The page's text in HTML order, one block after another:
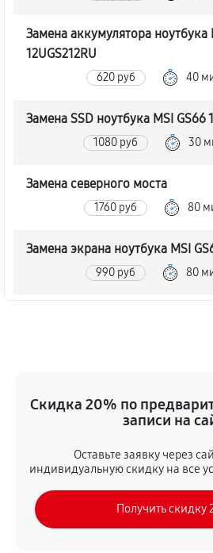
Замена аккумулятора ноутбука
12UGS212RU
620 руб 40
Замена SSD ноутбука MSI GS66
1080 руб 30
Замена северного моста
1760 руб 80
Замена экрана ноутбука MSI
990 руб 80
990 руб 30
1480 руб 70
Замена процессора ноутбука
1390 руб 120
Скидка 20% по
записи на
Оставьте заявку через
индивидуальную скидку на все
Получить скидку